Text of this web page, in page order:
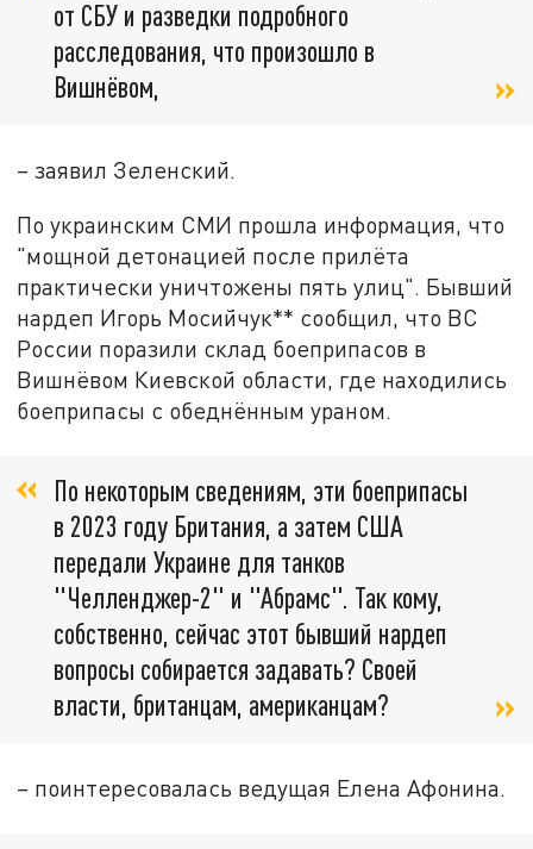
от СБУ и разведки подробного
расследования, что произошло в
Вишнёвом,
– заявил Зеленский.
По украинским СМИ прошла информация, что
"мощной детонацией после прилёта
практически уничтожены пять улиц". Бывший
нардеп Игорь Мосийчук** сообщил, что ВС
России поразили склад боеприпасов в
Вишнёвом Киевской области, где находились
боеприпасы с обеднённым ураном.
По некоторым сведениям, эти боеприпасы
в 2023 году Британия, а затем США
передали Украине для танков
"Челленджер-2" и "Абрамс". Так кому,
собственно, сейчас этот бывший нардеп
вопросы собирается задавать? Своей
власти, британцам, американцам?
– поинтересовалась ведущая Елена Афонина.